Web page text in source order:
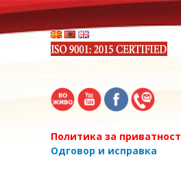
Политика за приватност
Одговор и исправка